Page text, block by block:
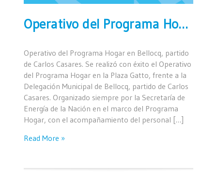
Operativo del Programa Hogar en Bellocq, partido de Carlos Casares
Operativo del Programa Hogar en Bellocq, partido
de Carlos Casares. Se realizó con éxito el Operativo
del Programa Hogar en la Plaza Gatto, frente a la
Delegación Municipal de Bellocq, partido de Carlos
Casares. Organizado siempre por la Secretaría de
Energía de la Nación en el marco del Programa
Hogar, con el acompañamiento del personal […]
Read More »